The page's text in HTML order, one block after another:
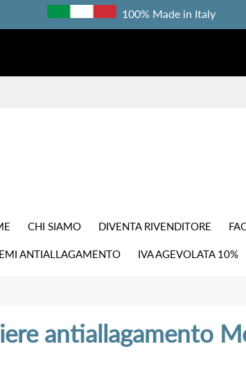
100% Made in Italy
CHI SIAMO DIVENTA RIVENDITORE
ANTIALLAGAMENTO IVA AGEVOLATA 10%
antiallagamento